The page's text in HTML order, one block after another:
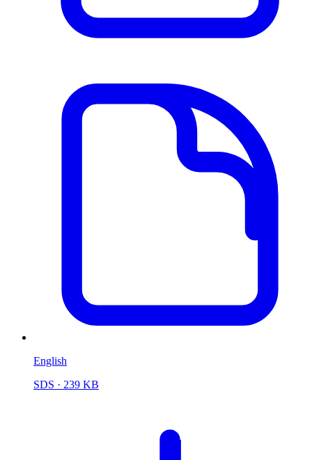
English
SDS · 239 KB